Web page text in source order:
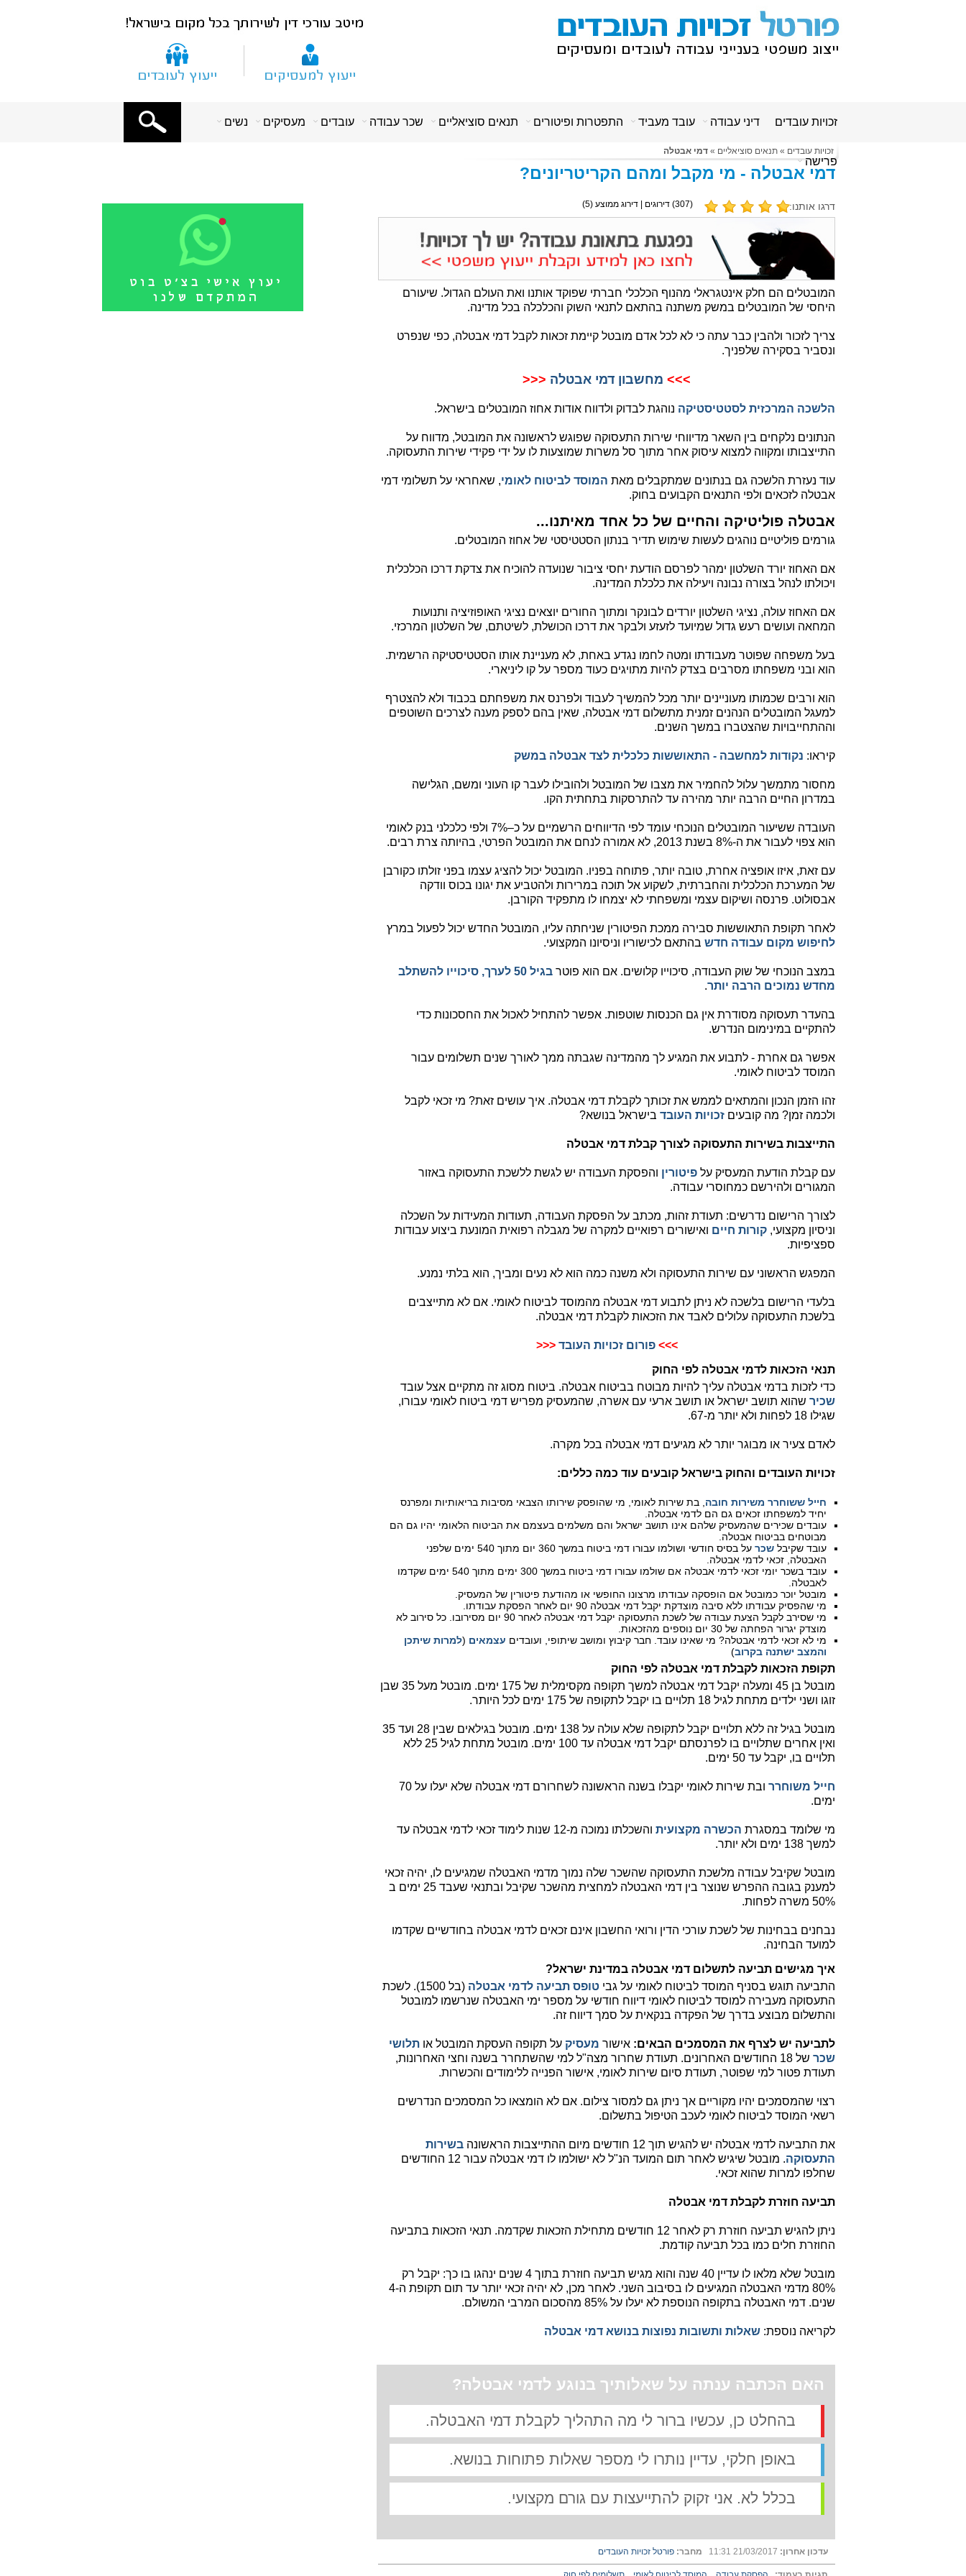
זכויות עובדים דיני עבודה עובד מעביד התפטרות ופיטורים תנאים סוציאליים שכר עבודה עובדים מעסיקים נשים
פרישה
X
זכויות עובדים » תנאים סוציאליים » דמי אבטלה
דמי אבטלה - מי מקבל ומהם הקריטריונים?
דרגו אותנו: (
307) דירוגים | דירוג ממוצע (5
)
המובטלים הם חלק אינטגראלי מהנוף הכלכלי חברתי שפוקד אותנו ואת העולם הגדול. שיעורם
היחסי של המובטלים במשק משתנה בהתאם לתנאי השוק והכלכלה בכל מדינה.
צריך לזכור ולהבין כבר עתה כי לא לכל אדם מובטל קיימת זכאות לקבל דמי אבטלה, כפי שנפרט
ונסביר בסקירה שלפניך.
>>> מחשבון דמי אבטלה <<<
הלשכה המרכזית לסטטיסטיקה נוהגת לבדוק ולדווח אודות אחוז המובטלים בישראל.
הנתונים נלקחים בין השאר מדיווחי שירות התעסוקה שפוגש לראשונה את המובטל, מדווח על
התייצבותו ומקווה למצוא עיסוק אחר מתוך סל משרות שמוצעות לו על ידי פקידי שירות התעסוקה.
עוד נעזרת הלשכה גם בנתונים שמתקבלים מאת המוסד לביטוח לאומי, שאחראי על תשלומי דמי
אבטלה לזכאים ולפי התנאים הקבועים בחוק.
אבטלה פוליטיקה והחיים של כל אחד מאיתנו...
גורמים פוליטיים נוהגים לעשות שימוש תדיר בנתון הסטטיסטי של אחוז המובטלים.
אם האחוז יורד השלטון ימהר לפרסם הודעת יחסי ציבור שנועדה להוכיח את צדקת דרכו הכלכלית
ויכולתו לנהל בצורה נבונה ויעילה את כלכלת המדינה.
אם האחוז עולה, נציגי השלטון יורדים לבונקר ומתוך החורים יוצאים נציגי האופוזיציה ותנועות
המחאה ועושים רעש גדול שמיועד לזעזע ולבקר את דרכו הכושלת, לשיטתם, של השלטון המרכזי.
בעל משפחה שפוטר מעבודתו ומטה לחמו נגדע באחת, לא מעניינת אותו הסטטיסטיקה הרשמית.
הוא ובני משפחתו מסרבים בצדק להיות מתויגים כעוד מספר על קו ליניארי.
הוא ורבים שכמותו מעוניינים יותר מכל להמשיך לעבוד ולפרנס את משפחתם בכבוד ולא להצטרף
למעגל המובטלים הנהנים זמנית מתשלום דמי אבטלה, שאין בהם לספק מענה לצרכים השוטפים
וההתחייבויות שהצטברו במשך השנים.
קיראו: נקודות למחשבה - התאוששות כלכלית לצד אבטלה במשק
מחסור מתמשך עלול להחמיר את מצבו של המובטל ולהובילו לעבר קו העוני ומשם, הגלישה
במדרון החיים הרבה יותר מהירה עד להתרסקות בתחתית הקו.
העובדה ששיעור המובטלים הנוכחי עומד לפי הדיווחים הרשמיים על כ–7% ולפי כלכלני בנק לאומי
הוא צפוי לעבור את ה-8% בשנת 2013, לא אמורה לנחם את המובטל הפרטי, בהיותה צרת רבים.
עם זאת, איזו אופציה אחרת, טובה יותר, פתוחה בפניו. המובטל יכול להציג עצמו בפני זולתו כקורבן
של המערכת הכלכלית והחברתית, לשקוע אל תוכה במרירות ולהטביע את יגונו בכוס וודקה
אבסולוט. פרנסה ושיקום עצמי ומשפחתי לא יצמחו לו מתפקיד הקורבן.
לאחר תקופת התאוששות סבירה ממכת הפיטורין שניחתה עליו, המובטל החדש יכול לפעול במרץ
לחיפוש מקום עבודה חדש בהתאם לכישוריו וניסיונו המקצועי.
במצב הנוכחי של שוק העבודה, סיכוייו קלושים. אם הוא פוטר
בגיל 50 לערך, סיכוייו להשתלב
מחדש נמוכים הרבה יותר.
בהעדר תעסוקה מסודרת אין גם הכנסות שוטפות. אפשר להתחיל לאכול את החסכונות כדי
להתקיים במינימום הנדרש.
אפשר גם אחרת - לתבוע את המגיע לך מהמדינה שגבתה ממך לאורך שנים תשלומים עבור
המוסד לביטוח לאומי.
זהו הזמן הנכון והמתאים לממש את זכותך לקבלת דמי אבטלה. איך עושים זאת? מי זכאי לקבל
ולכמה זמן? מה קובעים זכויות העובד בישראל בנושא?
התייצבות בשירות התעסוקה לצורך קבלת דמי אבטלה
עם קבלת הודעת המעסיק על פיטורין והפסקת העבודה יש לגשת ללשכת התעסוקה באזור
המגורים ולהירשם כמחוסרי עבודה.
לצורך הרישום נדרשים: תעודת זהות, מכתב על הפסקת העבודה, תעודות המעידות על השכלה
וניסיון מקצועי, קורות חיים ואישורים רפואיים למקרה של מגבלה רפואית המונעת ביצוע עבודות
ספציפיות.
המפגש הראשוני עם שירות התעסוקה ולא משנה כמה הוא לא נעים ומביך, הוא בלתי נמנע.
בלעדי הרישום בלשכה לא ניתן לתבוע דמי אבטלה מהמוסד לביטוח לאומי. אם לא מתייצבים
בלשכת התעסוקה עלולים לאבד את הזכאות לקבלת דמי אבטלה.
>>> פורום זכויות העובד <<<
תנאי הזכאות לדמי אבטלה לפי החוק
כדי לזכות בדמי אבטלה עליך להיות מבוטח בביטוח אבטלה. ביטוח מסוג זה מתקיים אצל עובד
שכיר שהוא תושב ישראל או תושב ארעי עם אשרה, שהמעסיק מפריש דמי ביטוח לאומי עבורו,
שגילו 18 לפחות ולא יותר מ-67.
לאדם צעיר או מבוגר יותר לא מגיעים דמי אבטלה בכל מקרה.
זכויות העובדים והחוק בישראל קובעים עוד כמה כללים:
חייל ששוחרר משירות חובה, בת שירות לאומי, מי שהופסק שירותו הצבאי מסיבות בריאותיות ומפרנס
יחיד למשפחתו זכאים גם הם לדמי אבטלה.
עובדים שכירים שהמעסיק שלהם אינו תושב ישראל והם משלמים בעצמם את הביטוח הלאומי יהיו גם הם
מבוטחים בביטוח אבטלה.
עובד שקיבל שכר
על בסיס חודשי ושולמו עבורו דמי ביטוח במשך 360 יום מתוך 540 ימים שלפני
האבטלה, זכאי לדמי אבטלה.
עובד בשכר יומי זכאי לדמי אבטלה אם שולמו עבורו דמי ביטוח במשך 300 ימים מתוך 540 ימים שקדמו
לאבטלה.
מובטל יוכר כמובטל אם הופסקה עבודתו מרצונו החופשי או מהודעת פיטורין של המעסיק.
מי שהפסיק עבודתו ללא סיבה מוצדקת יקבל דמי אבטלה 90 יום לאחר הפסקת עבודתו.
מי שסירב לקבל הצעת עבודה של לשכת התעסוקה יקבל דמי אבטלה לאחר 90 יום מסירובו. כל סירוב לא
מוצדק יגרור הפחתה של 30 יום נוספים מהזכאות.
מי לא זכאי לדמי אבטלה? מי שאינו עובד. חבר קיבוץ ומושב שיתופי, ועובדים עצמאים (למרות שיתכן
והמצב ישתנה בקרוב)
תקופת הזכאות לקבלת דמי אבטלה לפי החוק
מובטל בן 45 ומעלה יקבל דמי אבטלה למשך תקופה מקסימלית של 175 ימים. מובטל מעל 35 שבן
זוגו ושני ילדים מתחת לגיל 18 תלויים בו יקבל לתקופה של 175 ימים לכל היותר.
מובטל בגיל זה ללא תלויים יקבל לתקופה שלא עולה על 138 ימים. מובטל בגילאים שבין 28 ועד 35
ואין אחרים שתלויים בו לפרנסתם יקבל דמי אבטלה עד 100 ימים. מובטל מתחת לגיל 25 ללא
תלויים בו, יקבל עד 50 ימים.
חייל משוחרר
ובת שירות לאומי יקבלו בשנה הראשונה לשחרורם דמי אבטלה שלא יעלו על 70
ימים.
מי שלומד במסגרת הכשרה מקצועית
והשכלתו נמוכה מ-12 שנות לימוד זכאי לדמי אבטלה עד
למשך 138 ימים ולא יותר.
מובטל שקיבל עבודה מלשכת התעסוקה שהשכר שלה נמוך מדמי האבטלה שמגיעים לו, יהיה זכאי
למענק בגובה ההפרש שנוצר בין דמי האבטלה למחצית מהשכר שקיבל ובתנאי שעבד 25 ימים ב
50% משרה לפחות.
נבחנים בבחינות של לשכת עורכי הדין ורואי החשבון אינם זכאים לדמי אבטלה בחודשיים שקדמו
למועד הבחינה.
איך מגישים תביעה לתשלום דמי אבטלה במדינת ישראל?
התביעה תוגש בסניף המוסד לביטוח לאומי על גבי טופס תביעה לדמי אבטלה
(בל 1500). לשכת
התעסוקה מעבירה למוסד לביטוח לאומי דיווח חודשי על מספר ימי האבטלה שנרשמו למובטל
והתשלום מבוצע בדרך של הפקדה בנקאית על סמך דיווח זה.
לתביעה יש לצרף את המסמכים הבאים: אישור מעסיק על תקופה העסקת המובטל או תלושי
שכר
של 18 החודשים האחרונים. תעודת שחרור מצה"ל למי שהשתחרר בשנה וחצי האחרונות,
תעודת פטור למי שפוטר, תעודת סיום שירות לאומי, אישור הפנייה ללימודים והכשרות.
רצוי שהמסמכים יהיו מקוריים אך ניתן גם למסור צילום. אם לא הומצאו כל המסמכים הנדרשים
רשאי המוסד לביטוח לאומי לעכב הטיפול בתשלום.
את התביעה לדמי אבטלה יש להגיש תוך 12 חודשים מיום ההתייצבות הראשונה
בשירות
התעסוקה
. מובטל שיגיש לאחר תום המועד הנ"ל לא ישולמו לו דמי אבטלה עבור 12 החודשים
שחלפו למרות שהוא זכאי.
תביעה חוזרת לקבלת דמי אבטלה
ניתן להגיש תביעה חוזרת רק לאחר 12 חודשים מתחילת הזכאות שקדמה. תנאי הזכאות בתביעה
החוזרת חלים כמו בכל תביעה קודמת.
מובטל שלא מלאו לו עדיין 40 שנה והוא מגיש תביעה חוזרת בתוך 4 שנים ינהגו בו כך: יקבל רק
80% מדמי האבטלה המגיעים לו בסיבוב השני. לאחר מכן, לא יהיה זכאי יותר עד תום תקופת ה-4
שנים. דמי האבטלה בתקופה הנוספת לא יעלו על 85% מהסכום המרבי המשולם.
לקריאה נוספת: שאלות ותשובות נפוצות בנושא דמי אבטלה
האם הכתבה ענתה על שאלותיך בנוגע לדמי אבטלה?
בהחלט כן, עכשיו ברור לי מה התהליך לקבלת דמי האבטלה.
באופן חלקי, עדיין נותרו לי מספר שאלות פתוחות בנושא.
בכלל לא. אני זקוק להתייעצות עם גורם מקצועי.
עדכון אחרון: מחבר: פורטל זכויות העובדים